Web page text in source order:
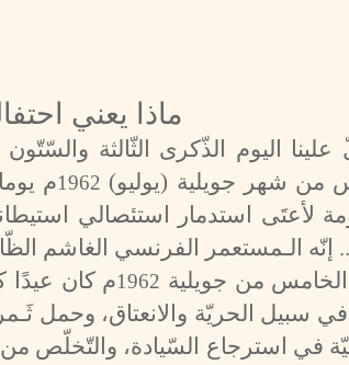
ماذا يعني
علينا اليوم الذّكرى الثّالثة
من شهر جويلية (يوليو) 1962م
لأعتَى استدمار استئصالي
إنّه الـمستعمر الفرنسي الغاشم
من جويلية 1962م كان عيدًا
في سبيل الحريّة والانعتاق، وحمل
في استرجاع السّيادة، والتّخلّص